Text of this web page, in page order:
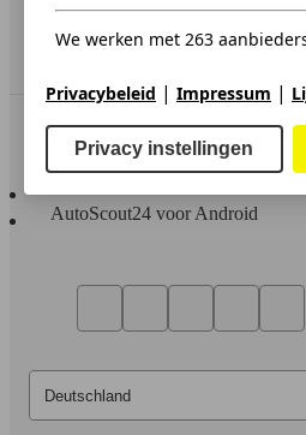
In contact te blijven
AutoScout24 voor Android
We werken met 263
Privacybeleid | Impressum |
Privacy instellingen